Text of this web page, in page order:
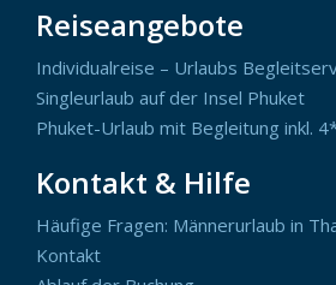
Reiseangebote
Individualreise – Urlaubs
Singleurlaub auf der Insel Phuket
Phuket-Urlaub mit Begleitung inkl.
Kontakt & Hilfe
Häufige Fragen: Männerurlaub in
Kontakt